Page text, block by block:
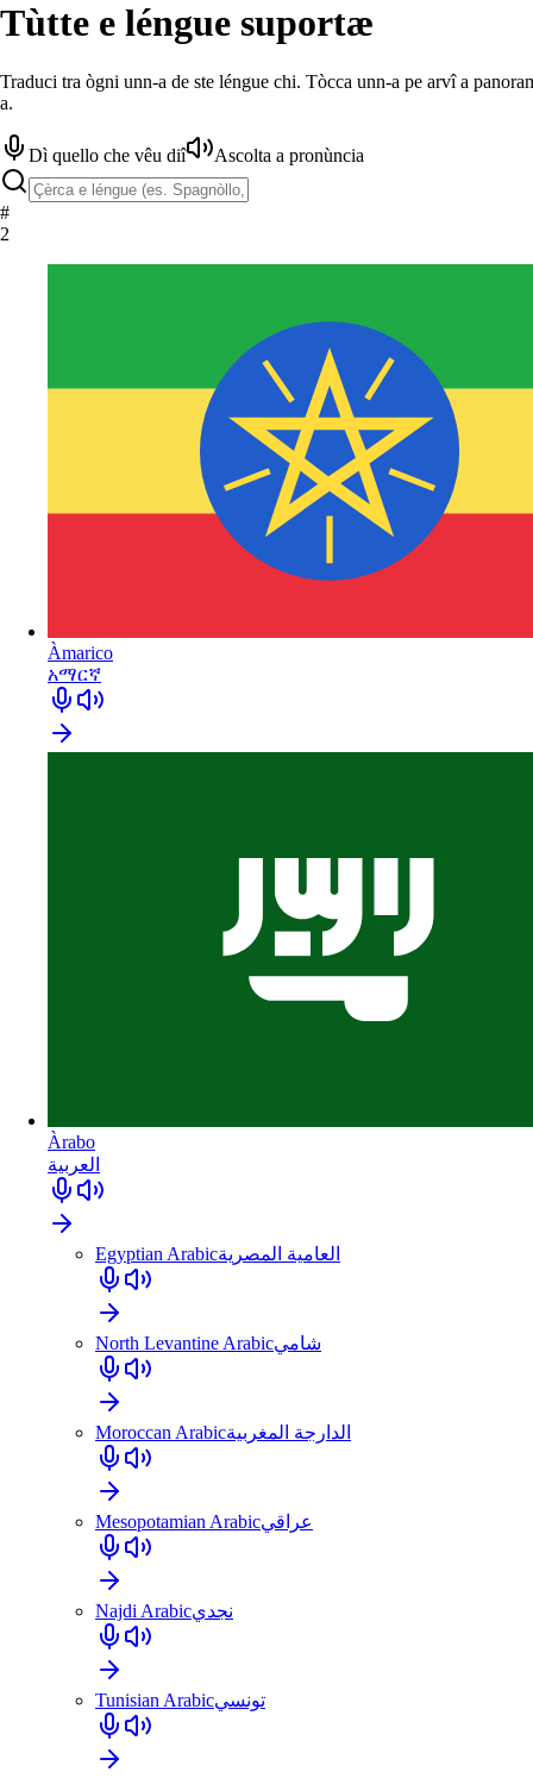
Tùtte e léngue suportæ
Traduci tra ògni unn-a de ste léngue chi. Tòcca unn-a pe arvî a
a.
Dì quello che vêu diî Ascolta a pronùncia
#
2
Àmarico
አማርኛ
Àrabo
العربية
Egyptian Arabicالعامية المصرية
North Levantine Arabicشامي
Moroccan Arabicالدارجة المغربية
Mesopotamian Arabicعراقي
Najdi Arabicنجدي
Tunisian Arabicتونسي